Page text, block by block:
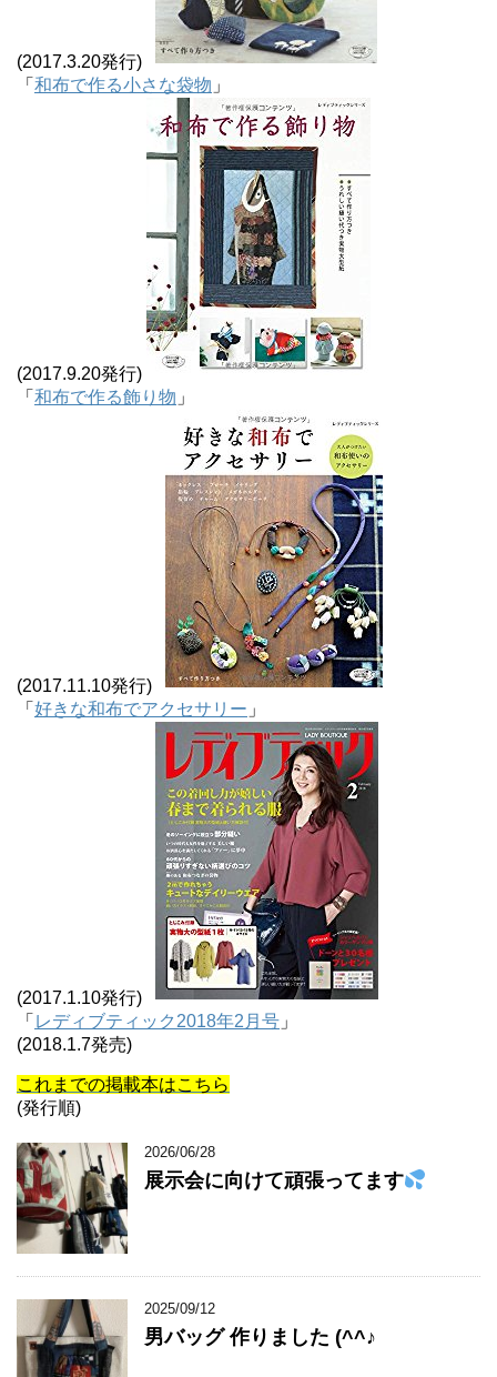
(2017.3.20発行)
「 和布で作る小さな袋物 」
(2017.9.20発行)
「 和布で作る飾り物 」
(2017.11.10発行)
「 好きな和布でアクセサリー 」
(2017.1.10発行)
「 レディブティック2018年2月号 」
(2018.1.7発売)
これまでの掲載本はこちら
(発行順)
2026/06/28
展示会に向けて頑張ってます
2025/09/12
男バッグ 作りました (^^♪